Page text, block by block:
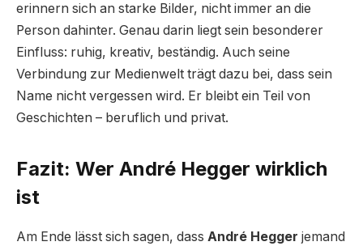
erinnern sich an starke Bilder, nicht immer an die
Person dahinter. Genau darin liegt sein besonderer
Einfluss: ruhig, kreativ, beständig. Auch seine
Verbindung zur Medienwelt trägt dazu bei, dass sein
Name nicht vergessen wird. Er bleibt ein Teil von
Geschichten – beruflich und privat.
Fazit: Wer André Hegger wirklich
ist
Am Ende lässt sich sagen, dass André Hegger jemand